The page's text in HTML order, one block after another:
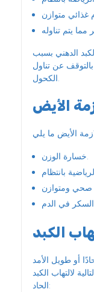
الدهني بسبب
عن تناول
الكحول.
الأيض
خسارة الوزن.
الكبد
أو طويل الأمد
لالتهاب الكبد
الحاد: